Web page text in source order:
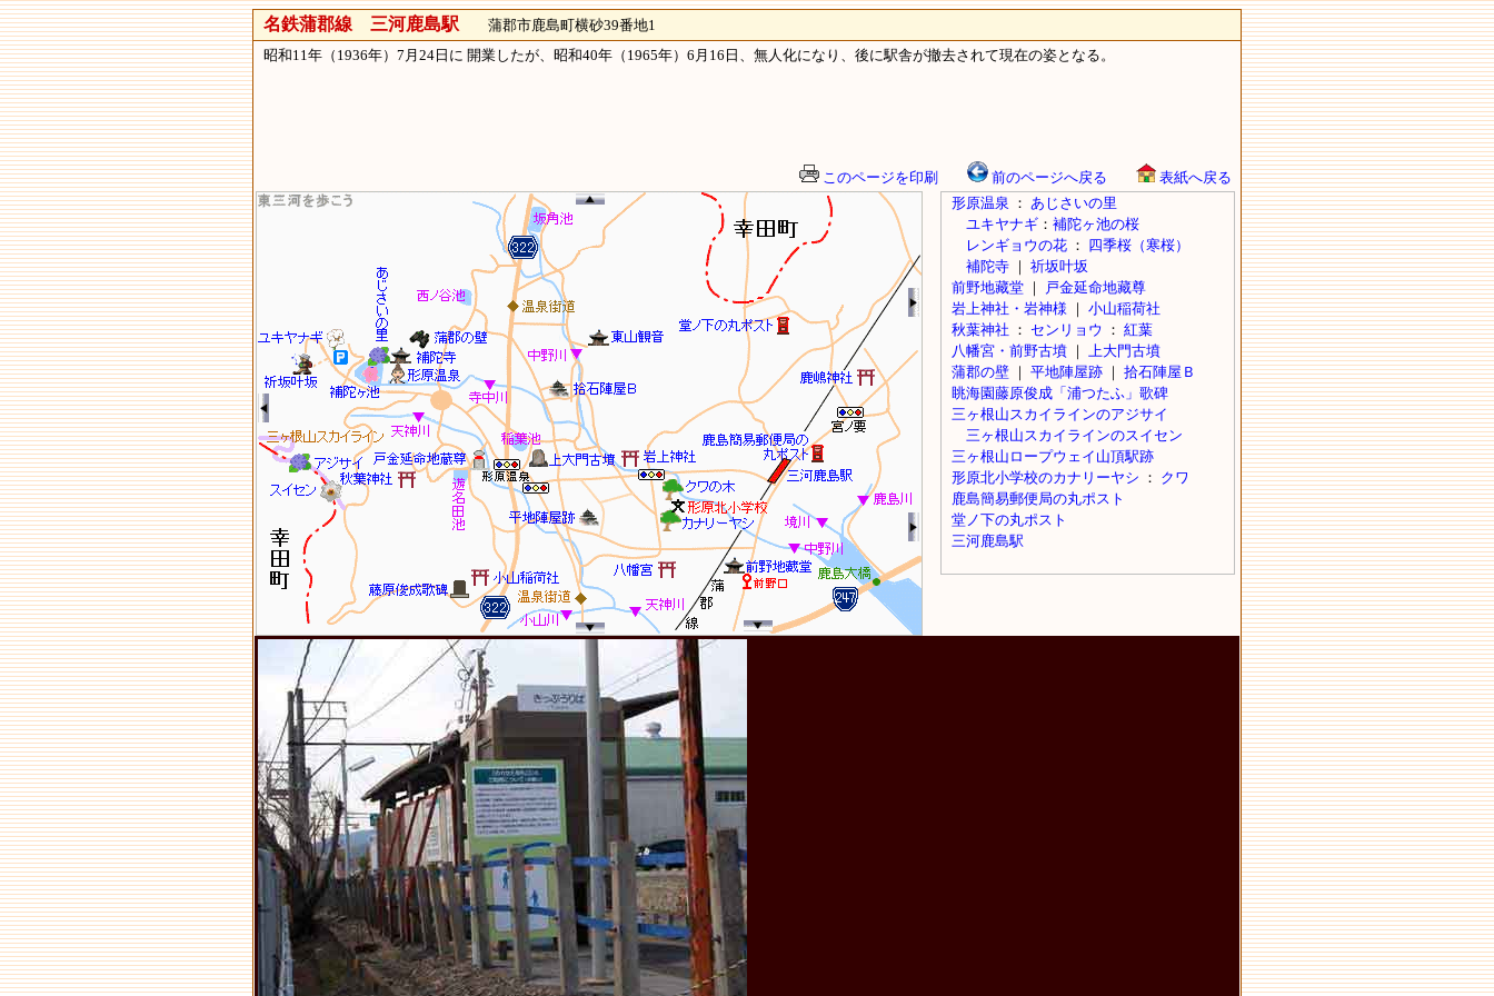
名鉄蒲郡線 三河鹿島駅蒲郡市鹿島町横砂39番地1
昭和11年（1936年）7月24日に 開業したが、昭和40年（1965年）6月16日、無人化になり、後に駅舎が撤去されて現在の姿となる。
このページを印刷 前のページへ戻る 表紙へ戻る